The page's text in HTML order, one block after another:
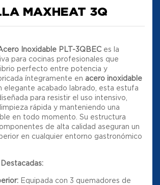
MAXHEAT 3Q
Inoxidable PLT-3QBEC es la
para cocinas profesionales que
perfecto entre potencia y
íntegramente en acero inoxidable
elegante acabado labrado, esta estufa
para resistir el uso intensivo,
rápida y manteniendo una
en todo momento Su estructura
de alta calidad aseguran un
en cualquier entorno gastronómico
Equipada con 3 quemadores de